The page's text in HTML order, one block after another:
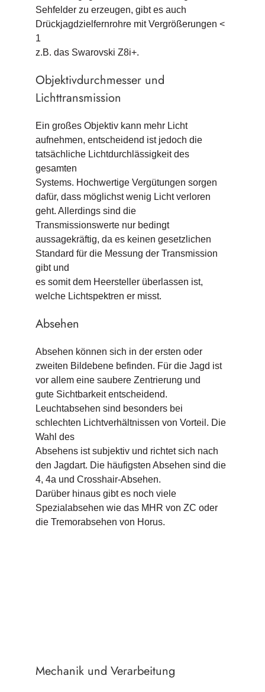
Sehfelder zu erzeugen, gibt es auch
Drückjagdzielfernrohre mit Vergrößerungen <
1
z.B. das Swarovski Z8i+.
Objektivdurchmesser und
Lichttransmission
Ein großes Objektiv kann mehr Licht
aufnehmen, entscheidend ist jedoch die
tatsächliche Lichtdurchlässigkeit des
gesamten
Systems. Hochwertige Vergütungen sorgen
dafür, dass möglichst wenig Licht verloren
geht. Allerdings sind die
Transmissionswerte nur bedingt
aussagekräftig, da es keinen gesetzlichen
Standard für die Messung der Transmission
gibt und
es somit dem Heersteller überlassen ist,
welche Lichtspektren er misst.
Absehen
Absehen können sich in der ersten oder
zweiten Bildebene befinden. Für die Jagd ist
vor allem eine saubere Zentrierung und
gute Sichtbarkeit entscheidend.
Leuchtabsehen sind besonders bei
schlechten Lichtverhältnissen von Vorteil. Die
Wahl des
Absehens ist subjektiv und richtet sich nach
den Jagdart. Die häufigsten Absehen sind die
4, 4a und Crosshair-Absehen.
Darüber hinaus gibt es noch viele
Spezialabsehen wie das MHR von ZC oder
die Tremorabsehen von Horus.
Mechanik und Verarbeitung